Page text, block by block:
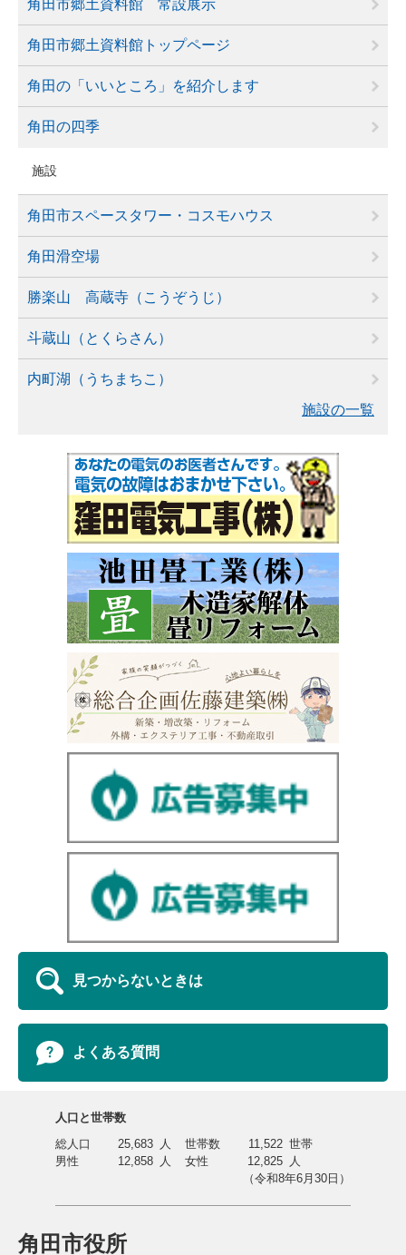
角田市郷土資料館 常設展示
角田市郷土資料館トップページ
角田の「いいところ」を紹介します
角田の四季
施設
角田市スペースタワー・コスモハウス
角田滑空場
勝楽山 高蔵寺（こうぞうじ）
斗蔵山（とくらさん）
内町湖（うちまちこ）
施設の一覧
見つからないときは
よくある質問
角田市役所
人口と世帯数
総人口
25,683 人 世帯数 11,522 世帯
男性
12,858 人 女性 12,825 人
（令和8年6月30日）